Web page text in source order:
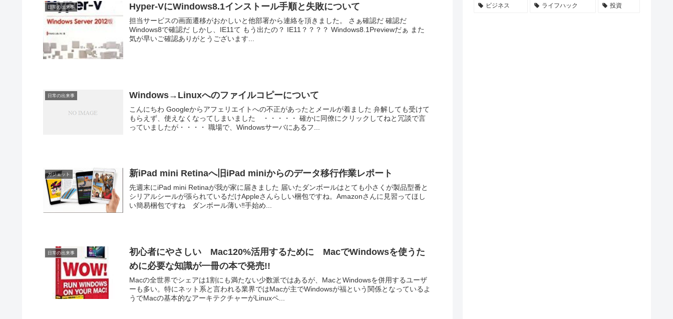
日常の出来事 Hyper-VにWindows8.1インストール手順と失敗について
担当サービスの画面遷移がおかしいと他部署から連絡を頂きました。 さぁ確認だ 確認だ
Windows8で確認だ しかし、IE11て もう出たの？ IE11？？？？ Windows8.1Previewだぁ また
気が早いご確認ありがとうございます...
日常の出来事 Windows→Linuxへのファイルコピーについて
こんにちわ Googleからアフェリエイトへの不正があったとメールが着ました 弁解しても受けて
もらえず、使えなくなってしまいました ・・・・・ 確かに同僚にクリックしてねと冗談で言
っていましたが・・・・ 職場で、Windowsサーバにあるフ...
ガジェット 新iPad mini Retinaへ旧iPad miniからのデータ移行作業レポート
先週末にiPad mini Retinaが我が家に届きました 届いたダンボールはとても小さくが製品型番と
シリアルシールが張られているだけAppleさんらしい梱包ですね。Amazonさんに見習ってほし
い簡易梱包ですね ダンボール薄い‼︎手始め...
日常の出来事
初心者にやさしい Mac120%活用するために MacでWindowsを使うた
めに必要な知識が一冊の本で発売!!
Macの全世界でシェアは1割にも満たない少数派ではあるが、MacとWindowsを併用するユーザ
ーも多い。特にネット系と言われる業界ではMacが主でWindowsが福という関係となっているよ
うでMacの基本的なアーキテクチャーがLinuxペ...
ビジネス ライフハック 投資